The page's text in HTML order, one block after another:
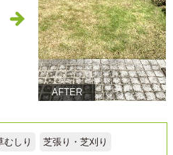
AFTER
むしり 芝張り・芝刈り